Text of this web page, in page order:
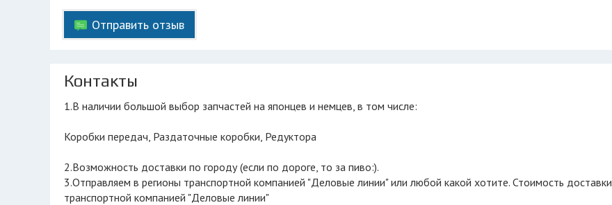
Отправить отзыв
Контакты
1.В наличии большой выбор запчастей на японцев и немцев, в том числе:
Коробки передач, Раздаточные коробки, Редуктора
2.Возможность доставки по городу (если по дороге, то за пиво:).
3.Отправляем в регионы транспортной компанией "Деловые линии" или любой какой хотите. Стоимость доставки
транспортной компанией "Деловые линии"